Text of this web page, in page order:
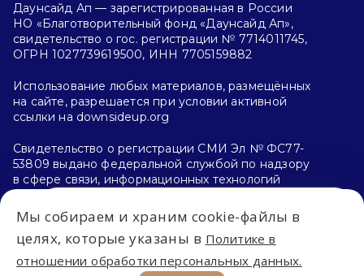
Впервые на сайте?
С чего начать?
Даунсайд Ап — зарегистрированная в России
НО «Благотворительный фонд «Даунсайд Ап»,
свидетельство о гос. регистрации № 7714011745,
ОГРН 1027739619500, ИНН 7705159882
Использование любых материалов, размещённых
на сайте, разрешается при условии активной
ссылки на downsideup.org
Свидетельство о регистрации СМИ Эл № ФС77-
53809 выдано федеральной службой по надзору
в сфере связи, информационных технологий
и массовых коммуникаций (Роскомнадзор)
26.04.2013 г.
Политика конфиденциальности
Мы собираем и храним cookie-файлы в
целях, которые указаны в Политике в
отношении обработки персональных данных.